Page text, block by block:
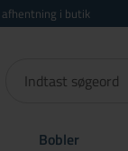
i butik
Bobler